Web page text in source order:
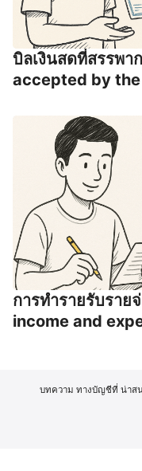
บิลเงินสดที่สรรพา
accepted by the
การทํารายรับราย
income and
บทความ ทางบัญชีที่ น่าส